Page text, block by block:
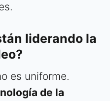
liderando la
es uniforme.
de la